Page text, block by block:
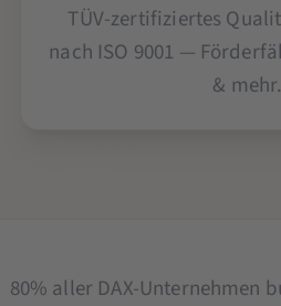
TÜV-zertifiziertes
nach ISO 9001 —
& mehr.
80% aller DAX-Unternehmen